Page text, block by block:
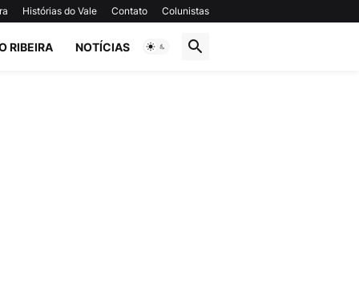
Histórias do Vale Contato Colunistas
RIBEIRA NOTÍCIAS